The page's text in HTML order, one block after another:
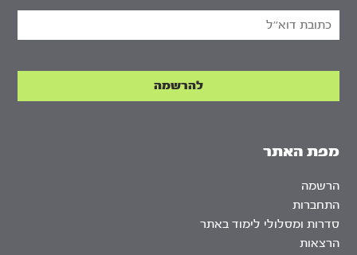
מפת האתר
הרשמה
התחברות
סדרות ומסלולי לימוד באתר
הרצאות